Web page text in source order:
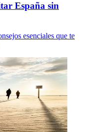
España sin
esenciales que te